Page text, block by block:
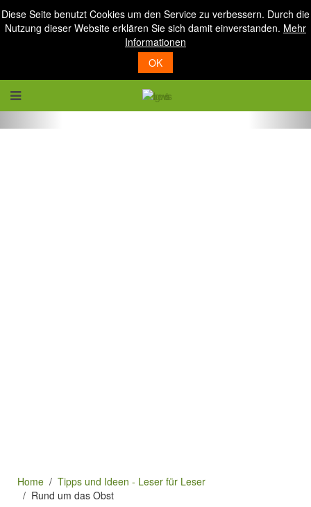
Diese Seite benutzt Cookies um den Service zu verbessern. Durch die
Nutzung dieser Website erklären Sie sich damit einverstanden. Mehr
Informationen
OK
Home
Tipps und Ideen - Leser für Leser
Rund um das Obst